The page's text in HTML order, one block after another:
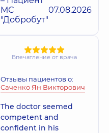
МС
"Добробут"
07.08.2026
Впечатление от врача
Отзывы пациентов о:
Саченко Ян Викторович
The doctor seemed
competent and
confident in his